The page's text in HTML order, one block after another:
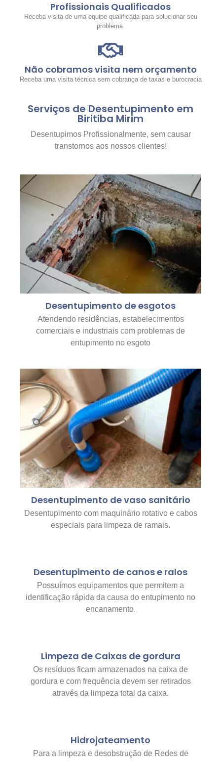
Profissionais Qualificados
Receba visita de uma equipe qualificada para solucionar seu
problema.
Não cobramos visita nem orçamento
Receba uma visita técnica sem cobrança de taxas e burocracia
Serviços de Desentupimento em
Biritiba Mirim
Desentupimos Profissionalmente, sem causar
transtornos aos nossos clientes!
Desentupimento de esgotos
Atendendo residências, estabelecimentos
comerciais e industriais com problemas de
entupimento no esgoto
Desentupimento de vaso sanitário
Desentupimento com maquinário rotativo e cabos
especiais para limpeza de ramais.
Desentupimento de canos e ralos
Possuímos equipamentos que permitem a
identificação rápida da causa do entupimento no
encanamento.
Limpeza de Caixas de gordura
Os resíduos ficam armazenados na caixa de
gordura e com frequência devem ser retirados
através da limpeza total da caixa.
Hidrojateamento
Para a limpeza e desobstrução de Redes de